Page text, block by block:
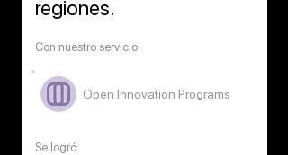
regiones.
Con nuestro servicio
Open Innovation Programs
Se logró: